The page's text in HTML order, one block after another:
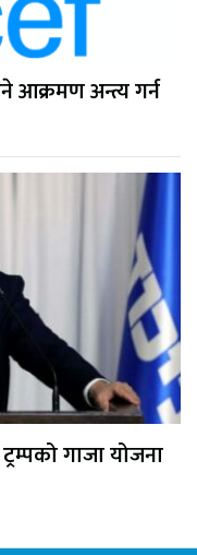
आक्रमण अन्त्य गर्न
ट्रम्पको गाजा योजना